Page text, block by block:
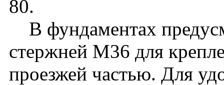
80.
В фундаментах
стержней М36 для
проезжей частью. Для